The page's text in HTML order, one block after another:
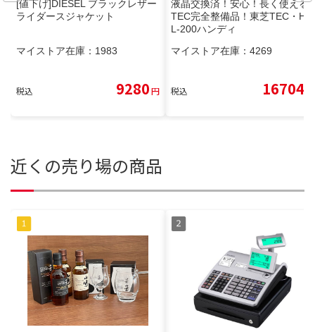
[値下げ]DIESEL ブラックレザー
ライダースジャケット
マイストア在庫： 1983
税込 9280円
液晶交換済！安心！長く使える
TEC完全整備品！東芝TEC・HT
L-200ハンディ
マイストア在庫： 4269
税込 16704
近くの売り場の商品